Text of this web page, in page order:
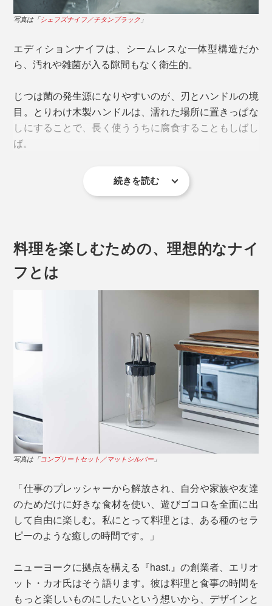
「サントクナイフ」との合わせ使いをすれば、料理の幅
も広がります。
シェフズナイフ／チタンブラック 」
実際の重量よりも、持った時に軽く感じさせてくれるの
は、この優れたバランス性のおかげ。
調理中の濡れた手でも扱いやすい、ストレスフリーなフ
ォルムです。
写真は「シェフズナイフ／チタンブラック 」
エディションナイフは、シームレスな一体型構造だか
ら、汚れや雑菌が入る隙間もなく衛生的。
じつは菌の発生源になりやすいのが、刃とハンドルの境
目。とりわけ木製ハンドルは、濡れた場所に置きっぱな
しにすることで、長く使ううちに腐食することもしばし
ば。
パーリングナイフ／チタンブラック 」
継ぎ目や溝のない本品は、刃を洗浄した流れでそのまま
柄尻までスポンジを滑らせることができるので、くまな
く洗えて清潔を保ちやすいのです。
生肉や生魚を切った後、まるごと漂白剤などの使用もで
きるので、お店でも重宝されています。
続きを読む
料理を楽しむための、理想的なナイ
フとは
写真は「コンプリートセット／マットシルバー 」
「仕事のプレッシャーから解放され、自分や家族や友達
のためだけに好きな食材を使い、遊びゴコロを全面に出
して自由に楽しむ。私にとって料理とは、ある種のセラ
ピーのような癒しの時間です。」
ニューヨークに拠点を構える『hast.』の創業者、エリオ
ット・カオ氏はそう語ります。彼は料理と食事の時間を
もっと楽しいものにしたいという想いから、デザインと